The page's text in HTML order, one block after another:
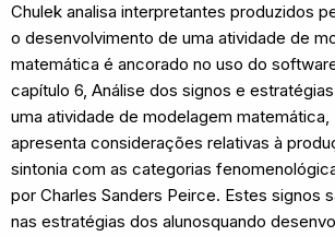
Chulek analisa interpretantes produzidos
o desenvolvimento de uma atividade de
matemática é ancorado no uso do
capítulo 6, Análise dos signos e
uma atividade de modelagem matemática,
apresenta considerações relativas à
sintonia com as categorias
por Charles Sanders Peirce. Estes signos
nas estratégias dos alunosquando